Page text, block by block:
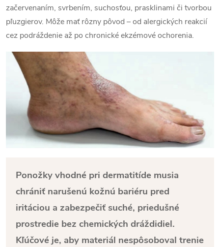
začervenaním, svrbením, suchosťou, prasklinami či tvorbou
pľuzgierov. Môže mať rôzny pôvod – od alergických reakcií
cez podráždenie až po chronické ekzémové ochorenia.
Ponožky vhodné pri dermatitíde musia
chrániť narušenú kožnú bariéru pred
iritáciou a zabezpečiť suché, priedušné
prostredie bez chemických dráždidiel.
Kľúčové je, aby materiál nespôsoboval trenie